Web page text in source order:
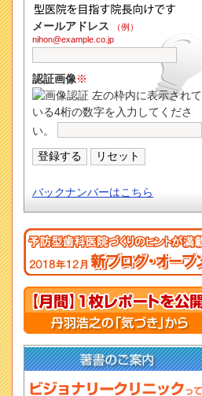
メールアドレス
（例）
nihon@example.co.jp
認証画像※
左の枠内に表示されて
いる4桁の数字を入力してくださ
い。
バックナンバーはこちら